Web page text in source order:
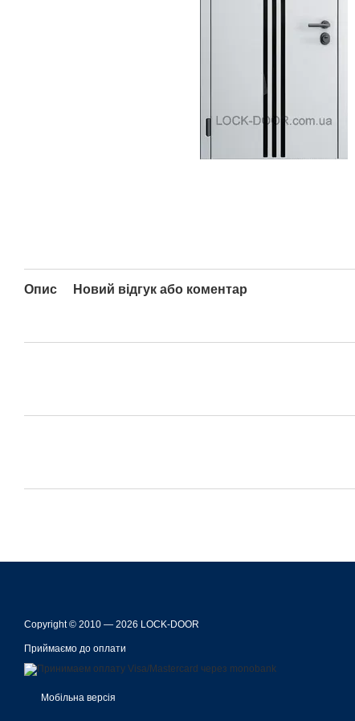
Опис Новий відгук або коментар
Copyright © 2010 — 2026 LOCK-DOOR
Приймаємо до оплати
Мобільна версія